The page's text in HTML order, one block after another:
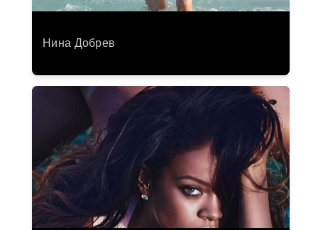
Нина Добрев